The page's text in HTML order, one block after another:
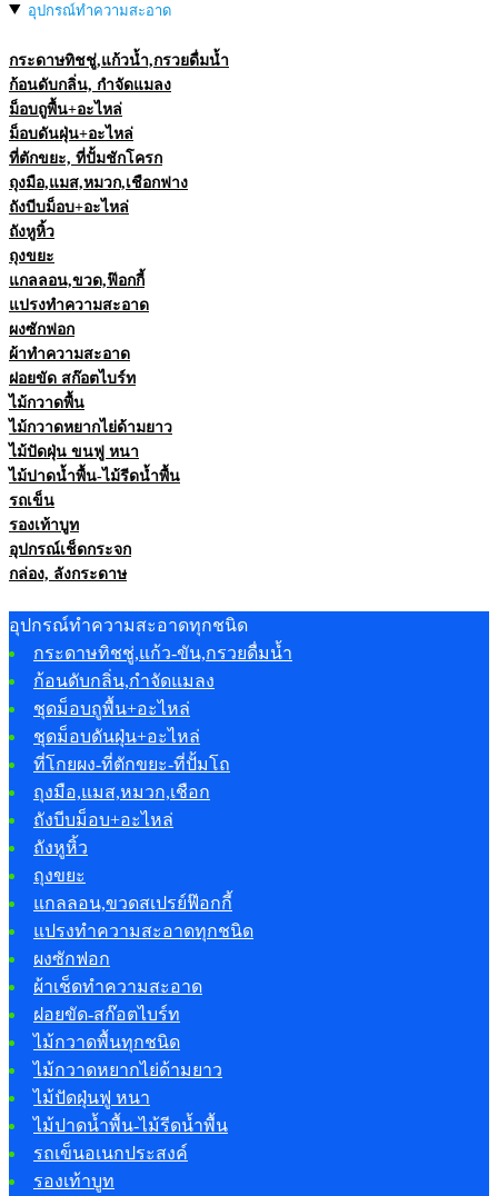
อุปกรณ์ทำความสะอาด
กระดาษทิชชู่,แก้วน้ำ,กรวยดื่มน้ำ
ก้อนดับกลิ่น, กำจัดแมลง
ม็อบถูพื้น+อะไหล่
ม็อบดันฝุ่น+อะไหล่
ที่ตักขยะ, ที่ปั้มชักโครก
ถุงมือ,แมส,หมวก,เชือกฟาง
ถังบีบม็อบ+อะไหล่
ถังหูหิ้ว
ถุงขยะ
แกลลอน,ขวด,ฟ๊อกกี้
แปรงทำความสะอาด
ผงซักฟอก
ผ้าทำความสะอาด
ฝอยขัด สก๊อตไบร์ท
ไม้กวาดพื้น
ไม้กวาดหยากไย่ด้ามยาว
ไม้ปัดฝุ่น ขนฟู หนา
ไม้ปาดน้ำพื้น-ไม้รีดน้ำพื้น
รถเข็น
รองเท้าบูท
อุปกรณ์เช็ดกระจก
กล่อง, ลังกระดาษ
อุปกรณ์ทำความสะอาดทุกชนิด
กระดาษทิชชู่,แก้ว-ขัน,กรวยดื่มน้ำ
ก้อนดับกลิ่น,กำจัดแมลง
ชุดม็อบถูพื้น+อะไหล่
ชุดม็อบดันฝุ่น+อะไหล่
ที่โกยผง-ที่ตักขยะ-ที่ปั้มโถ
ถุงมือ,แมส,หมวก,เชือก
ถังบีบม็อบ+อะไหล่
ถังหูหิ้ว
ถุงขยะ
แกลลอน,ขวดสเปรย์ฟ๊อกกี้
แปรงทำความสะอาดทุกชนิด
ผงซักฟอก
ผ้าเช็ดทำความสะอาด
ฝอยขัด-สก๊อตไบร์ท
ไม้กวาดพื้นทุกชนิด
ไม้กวาดหยากไย่ด้ามยาว
ไม้ปัดฝุ่นฟู หนา
ไม้ปาดน้ำพื้น-ไม้รีดน้ำพื้น
รถเข็นอเนกประสงค์
รองเท้าบูท